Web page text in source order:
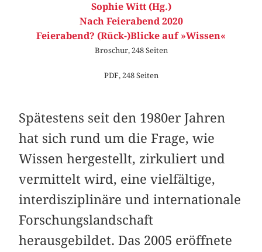
Sophie Witt (Hg.)
Nach Feierabend 2020
Feierabend? (Rück-)Blicke auf »Wissen«
Broschur, 248 Seiten
PDF, 248 Seiten
Spätestens seit den 1980er Jahren
hat sich rund um die Frage, wie
Wissen hergestellt, zirkuliert und
vermittelt wird, eine vielfältige,
interdisziplinäre und internationale
Forschungslandschaft
herausgebildet. Das 2005 eröffnete